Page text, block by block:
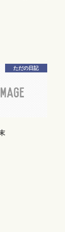
ただの日記